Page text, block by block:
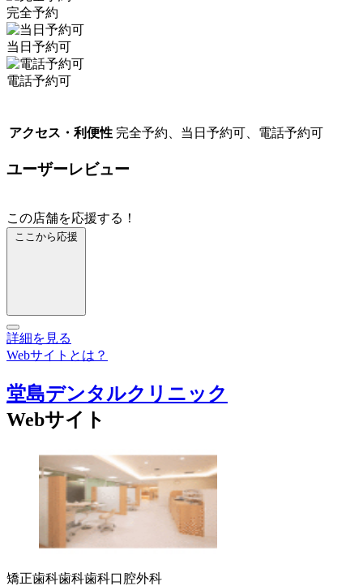
完全予約
当日予約可
電話予約可
アクセス・利便性 完全予約、当日予約可、電話予約可
ユーザーレビュー
この店舗を応援する！
ここから応援
詳細を見る
Webサイトとは？
堂島デンタルクリニック
Webサイト
矯正歯科歯科歯科口腔外科